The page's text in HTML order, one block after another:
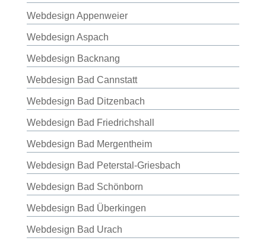
Webdesign Appenweier
Webdesign Aspach
Webdesign Backnang
Webdesign Bad Cannstatt
Webdesign Bad Ditzenbach
Webdesign Bad Friedrichshall
Webdesign Bad Mergentheim
Webdesign Bad Peterstal-Griesbach
Webdesign Bad Schönborn
Webdesign Bad Überkingen
Webdesign Bad Urach